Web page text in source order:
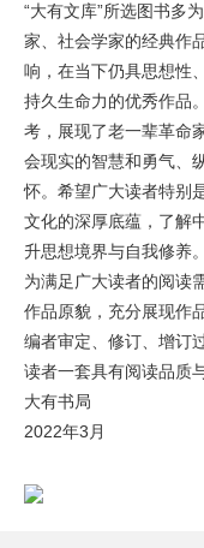
“大有文库”所选图书多
家、社会学家的经典作
响，在当下仍具思想性
持久生命力的优秀作品
考，展现了老一辈革命
会现实的智慧和勇气、
怀。希望广大读者特别
文化的深厚底蕴，了解
升思想境界与自我修养。
为满足广大读者的阅读
作品原貌，充分展现作
编者审定、修订、增订
读者一套具有阅读品质
大有书局
2022年3月